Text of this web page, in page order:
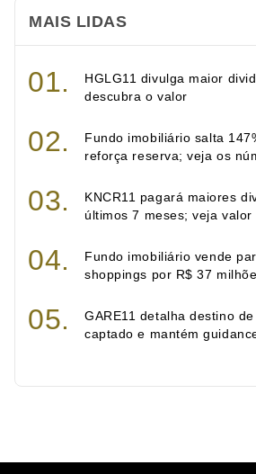
MAIS LIDAS
HGLG11 divulga maior
descubra o valor
Fundo imobiliário salta
reforça reserva; veja os
KNCR11 pagará maiores
últimos 7 meses; veja valor
Fundo imobiliário vende
shoppings por R$ 37
GARE11 detalha destino
captado e mantém